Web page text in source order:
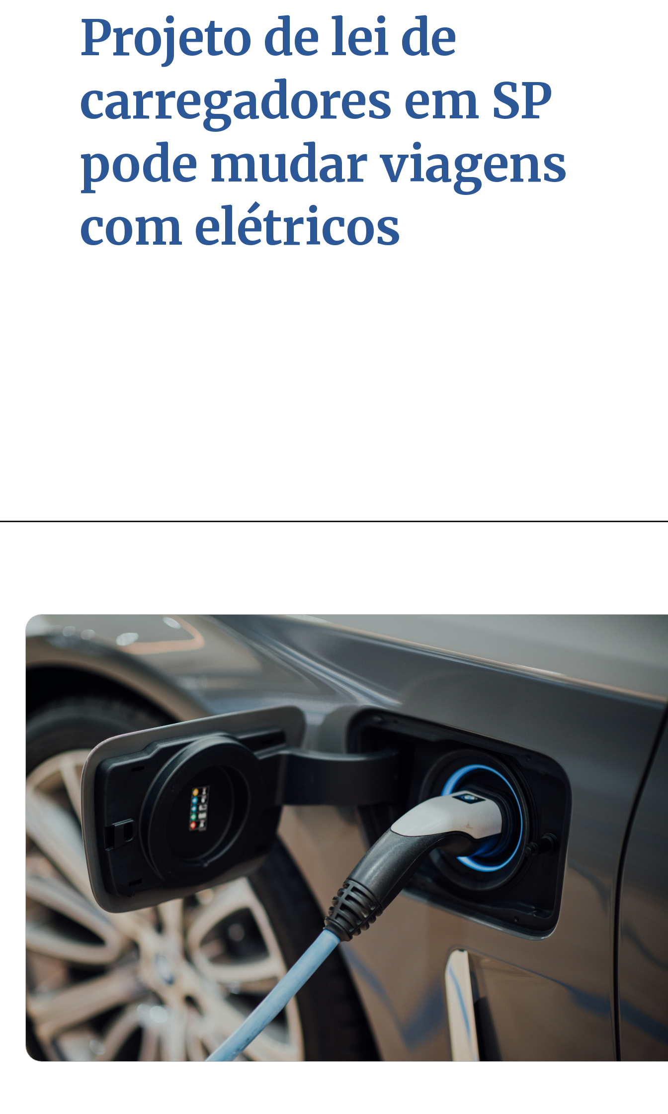
Projeto de lei de
carregadores em SP
pode mudar viagens
com elétricos